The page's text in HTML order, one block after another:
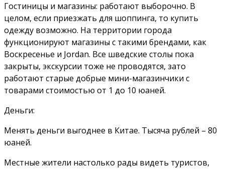
Гостиницы и магазины: работают выборочно. В
целом, если приезжать для шоппинга, то купить
одежду возможно. На территории города
функционируют магазины с такими брендами, как
Воскресенье и Jordan. Все шведские столы пока
закрыты, экскурсии тоже не проводятся, зато
работают старые добрые мини-магазинчики с
товарами стоимостью от 1 до 10 юаней.
Деньги:
Менять деньги выгоднее в Китае. Тысяча рублей – 80
юаней.
Местные жители настолько рады видеть туристов,